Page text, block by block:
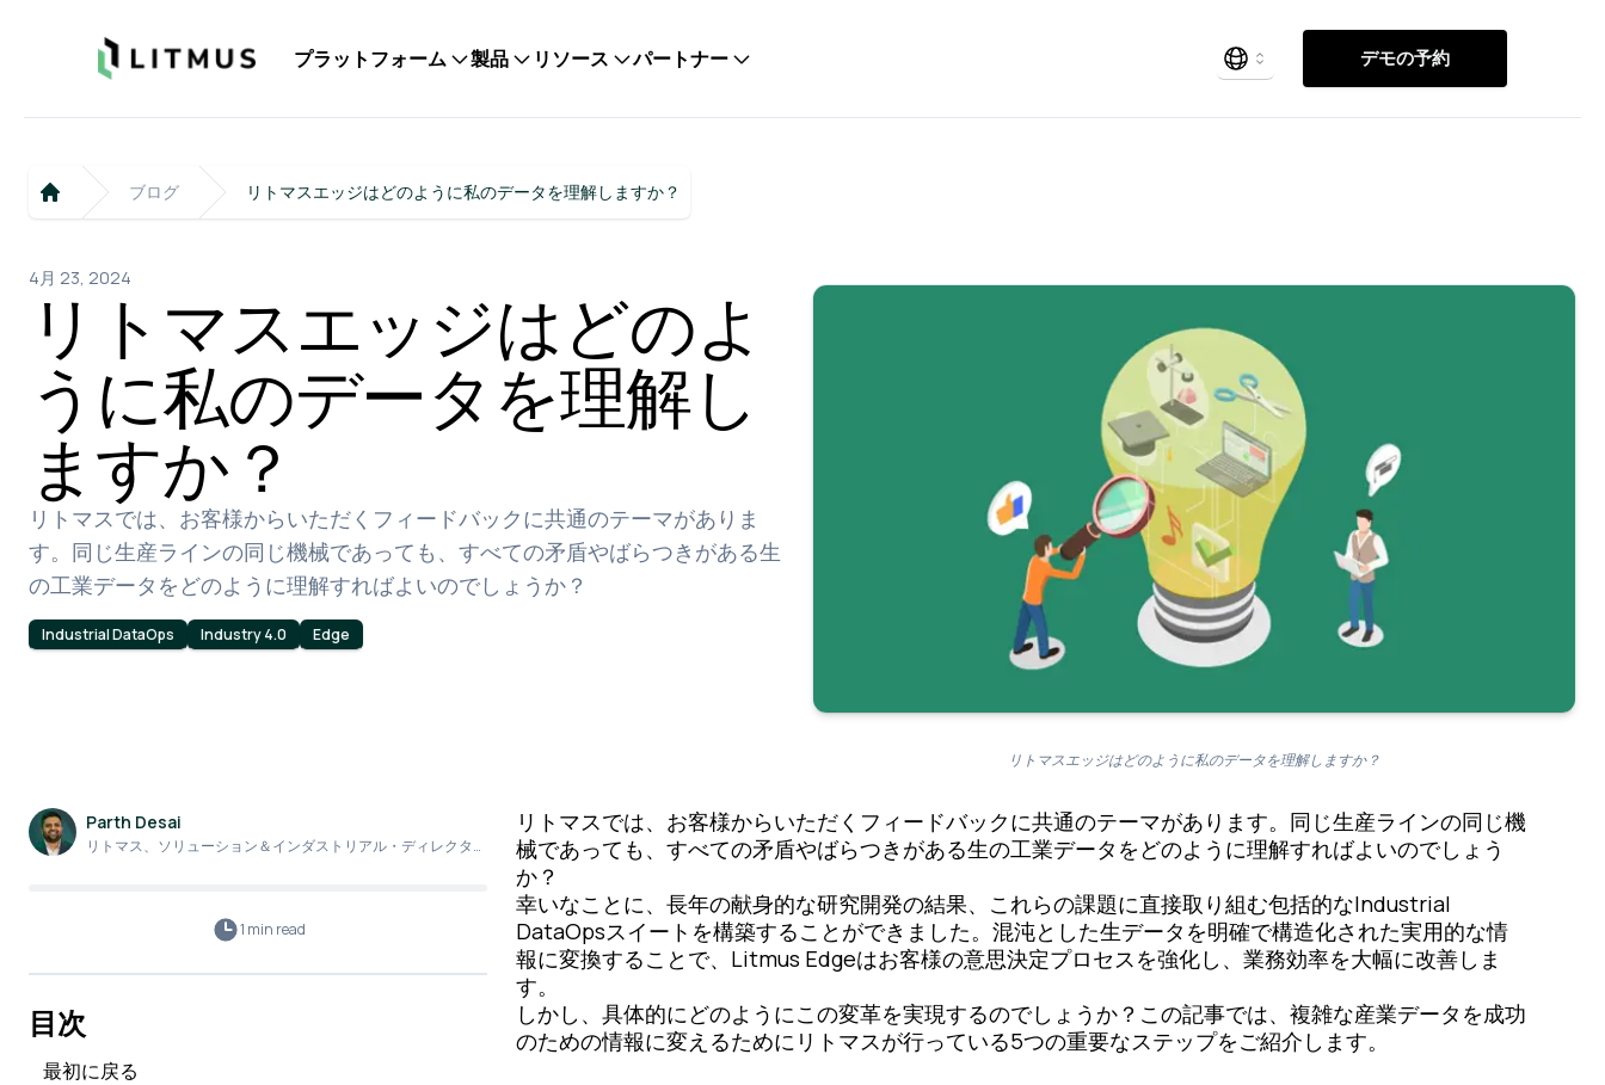
Litmus プラットフォーム 製品 リソース パートナー デモの予約
Home
ブログ リトマスエッジはどのように私のデータを理解しますか？
4月 23, 2024
リトマスエッジはどのよ
うに私のデータを理解し
ますか？
リトマスでは、お客様からいただくフィードバックに共通のテーマがありま
す。同じ生産ラインの同じ機械であっても、すべての矛盾やばらつきがある生
の工業データをどのように理解すればよいのでしょうか？
Industrial DataOps Industry 4.0 Edge
リトマスエッジはどのように私のデータを理解しますか？
Parth Desai
リトマス、ソリューション＆インダストリアル・ディレクター
1 min read
目次
最初に戻る
リトマスでは、お客様からいただくフィードバックに共通のテーマがあります。同じ生産ラインの同じ機
械であっても、すべての矛盾やばらつきがある生の工業データをどのように理解すればよいのでしょう
か？
幸いなことに、長年の献身的な研究開発の結果、これらの課題に直接取り組む包括的なIndustrial
DataOpsスイートを構築することができました。混沌とした生データを明確で構造化された実用的な情
報に変換することで、Litmus Edgeはお客様の意思決定プロセスを強化し、業務効率を大幅に改善しま
す。
しかし、具体的にどのようにこの変革を実現するのでしょうか？この記事では、複雑な産業データを成功
のための情報に変えるためにリトマスが行っている5つの重要なステップをご紹介します。